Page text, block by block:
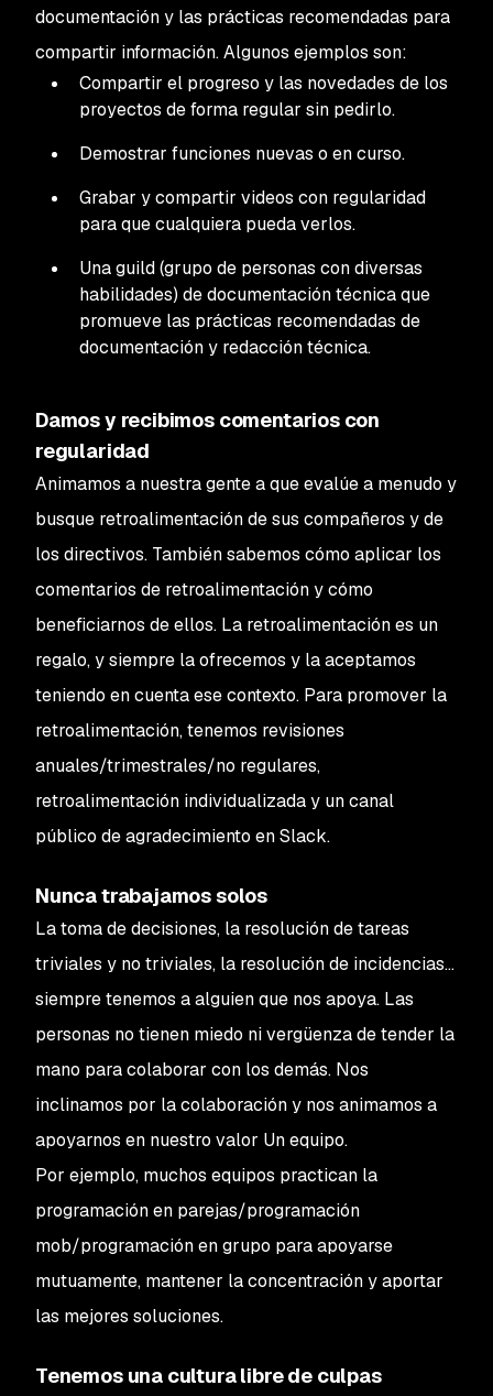
documentación y las prácticas recomendadas para
compartir información. Algunos ejemplos son:
Compartir el progreso y las novedades de los
proyectos de forma regular sin pedirlo.
Demostrar funciones nuevas o en curso.
Grabar y compartir videos con regularidad
para que cualquiera pueda verlos.
Una guild (grupo de personas con diversas
habilidades) de documentación técnica que
promueve las prácticas recomendadas de
documentación y redacción técnica.
Damos y recibimos comentarios con
regularidad
Animamos a nuestra gente a que evalúe a menudo y
busque retroalimentación de sus compañeros y de
los directivos. También sabemos cómo aplicar los
comentarios de retroalimentación y cómo
beneficiarnos de ellos. La retroalimentación es un
regalo, y siempre la ofrecemos y la aceptamos
teniendo en cuenta ese contexto. Para promover la
retroalimentación, tenemos revisiones
anuales/trimestrales/no regulares,
retroalimentación individualizada y un canal
público de agradecimiento en Slack.
Nunca trabajamos solos
La toma de decisiones, la resolución de tareas
triviales y no triviales, la resolución de incidencias...
siempre tenemos a alguien que nos apoya. Las
personas no tienen miedo ni vergüenza de tender la
mano para colaborar con los demás. Nos
inclinamos por la colaboración y nos animamos a
apoyarnos en nuestro valor Un equipo.
Por ejemplo, muchos equipos practican la
programación en parejas/programación
mob/programación en grupo para apoyarse
mutuamente, mantener la concentración y aportar
las mejores soluciones.
Tenemos una cultura libre de culpas